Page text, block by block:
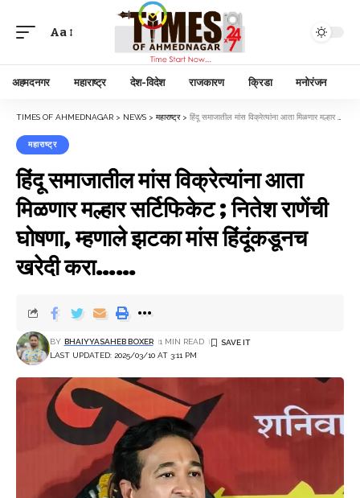
Aa
अहमदनगर महाराष्ट्र देश-विदेश राजकारण क्रिडा मनोरंजन
TIMES OF AHMEDNAGAR > NEWS > महाराष्ट्र> हिंदू समाजातील मांस विक्रेत्यांना आता मिळणार मल्हार सर्टिफिकेट ; नितेश राणेंची घोषणा, म्हणाले झटका मांस हिंदूंकडूनच खरेदी करा……
महाराष्ट्र
हिंदू समाजातील मांस विक्रेत्यांना आता
मिळणार मल्हार सर्टिफिकेट ; नितेश राणेंची
घोषणा, म्हणाले झटका मांस हिंदूंकडूनच
खरेदी करा……
LAST UPDATED: 2025/03/10 AT 3:11 PM
BY BHAIYYASAHEB BOXER 1 MIN READ